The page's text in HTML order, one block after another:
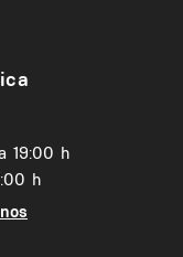
19:00 h
h